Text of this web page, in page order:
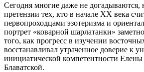
Сегодня многие даже не догадываются,
претензии тех, кто в начале XX века
первопроходцами эзотеризма и
портрет «коварной шарлатанки»
того, как прогресс в изучении
восстанавливал утраченное доверие к
инициатической компетентности
Блаватской.